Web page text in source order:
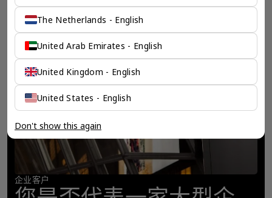
企业客户
The Netherlands - English
United Arab Emirates - English
United Kingdom - English
United States - English
Don't show this again